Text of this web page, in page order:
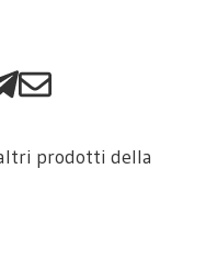
prodotti della